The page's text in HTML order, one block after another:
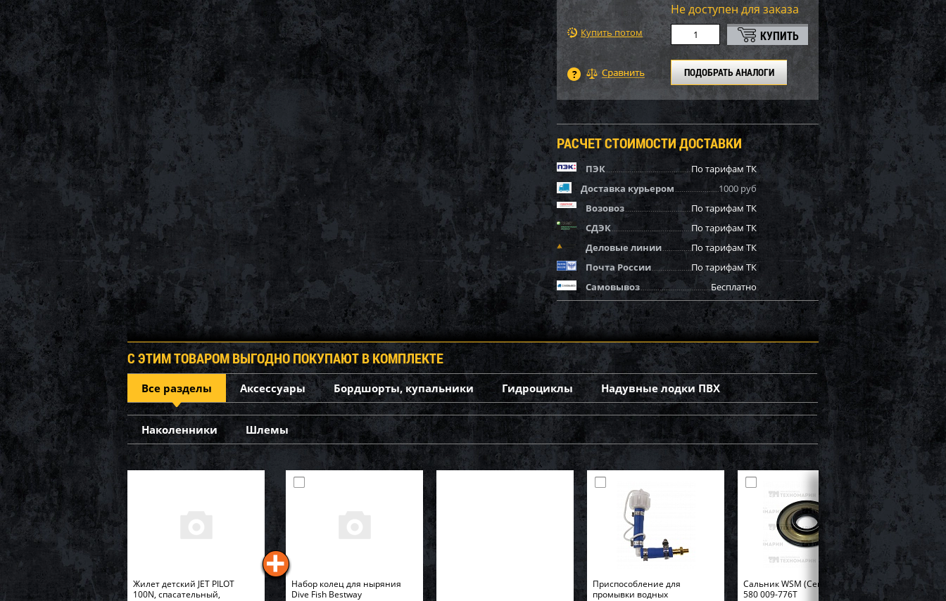
Не доступен для заказа
Купить потом
ПОДОБРАТЬ АНАЛОГИ
РАСЧЕТ СТОИМОСТИ ДОСТАВКИ
ПЭК
По тарифам ТК
Доставка курьером
1000 руб
Возовоз
По тарифам ТК
СДЭК
По тарифам ТК
Деловые линии
По тарифам ТК
Почта России
По тарифам ТК
Самовывоз
Бесплатно
С ЭТИМ ТОВАРОМ ВЫГОДНО ПОКУПАЮТ В КОМПЛЕКТЕ
Все разделы Аксессуары Бордшорты, купальники Гидроциклы Надувные лодки ПВХ
Наколенники Шлемы
Жилет детский JET PILOT
100N, спасательный,
Набор колец для ныряния
Dive Fish Bestway
Приспособление для
промывки водных
Cальник WSM (Center Pto) BRP
580 009-776T